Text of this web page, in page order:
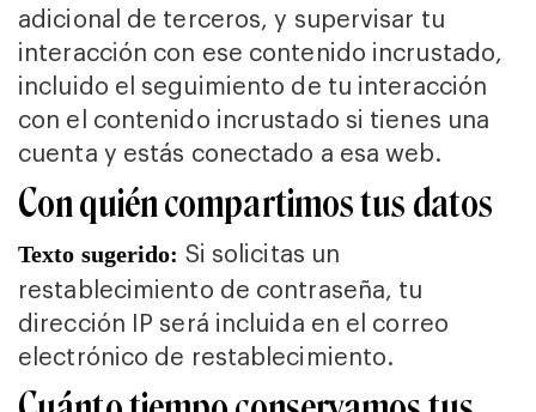
adicional de terceros, y supervisar tu
interacción con ese contenido incrustado,
incluido el seguimiento de tu interacción
con el contenido incrustado si tienes una
cuenta y estás conectado a esa web.
Con quién compartimos tus datos
Texto sugerido: Si solicitas un
restablecimiento de contraseña, tu
dirección IP será incluida en el correo
electrónico de restablecimiento.